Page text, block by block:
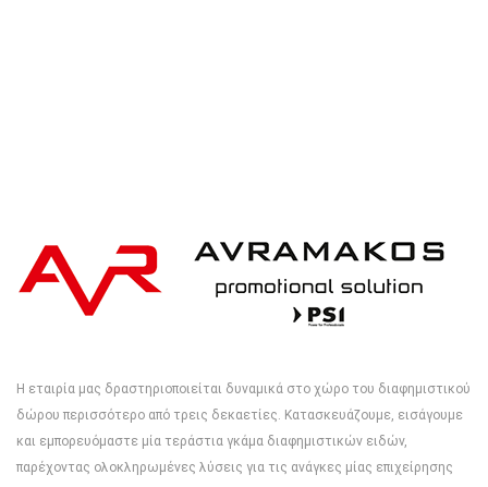
Η εταιρία μας δραστηριοποιείται δυναμικά στο χώρο του διαφημιστικού
δώρου περισσότερο από τρεις δεκαετίες. Κατασκευάζουμε, εισάγουμε
και εμπορευόμαστε μία τεράστια γκάμα διαφημιστικών ειδών,
παρέχοντας ολοκληρωμένες λύσεις για τις ανάγκες μίας επιχείρησης